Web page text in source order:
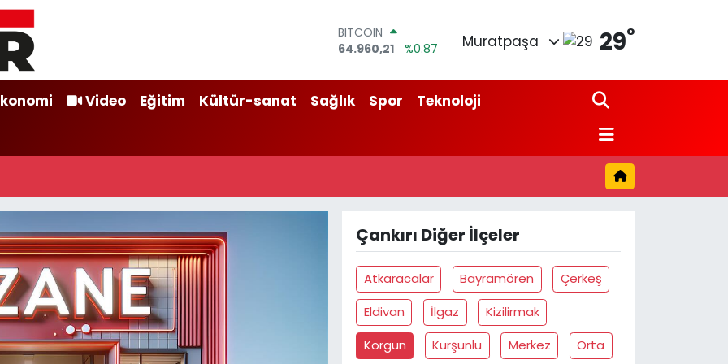
BITCOIN
64.960,21
%0.87
47,7436
%0.18
EURO
55,2510
BİST100
Muratpaşa 29°
Video Eğitim Kültür-sanat Sağlık Spor
Teknoloji
Çankırı Diğer İlçeler
Atkaracalar Bayramören
Çerkeş
Eldivan
İlgaz
Kizilirmak
Korgun
Kurşunlu Merkez
Orta